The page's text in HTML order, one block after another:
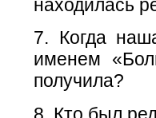
находилась
7. Когда
именем
получила?
8. Кто был